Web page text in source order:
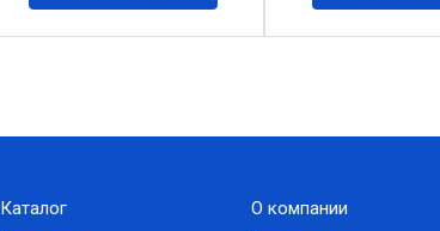
Каталог
О компании